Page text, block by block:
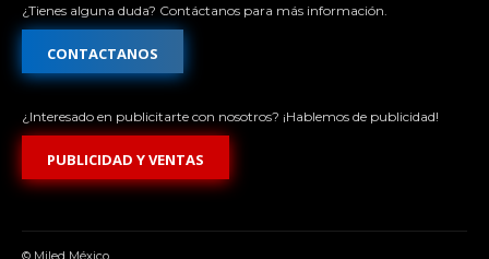
¿Tienes alguna duda? Contáctanos para más información.
CONTACTANOS
¿Interesado en publicitarte con nosotros? ¡Hablemos de publicidad!
PUBLICIDAD Y VENTAS
© Miled México